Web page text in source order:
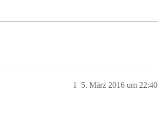
5. März 2016 um 22:40
1